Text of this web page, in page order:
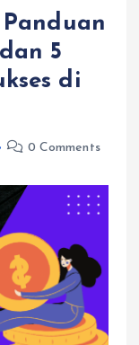
5
di
0 Comments